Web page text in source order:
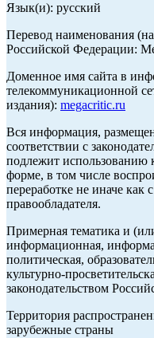
Язык(и): русский
Перевод наименования
Российской Федерации:
Доменное имя сайта в
телекоммуникационной
издания): megacritic.ru
Вся информация,
соответствии с
подлежит использованию
форме, в том числе
переработке не иначе как
правообладателя.
Примерная тематика и
информационная,
политическая,
культурно-
законодательством
Территория
зарубежные страны